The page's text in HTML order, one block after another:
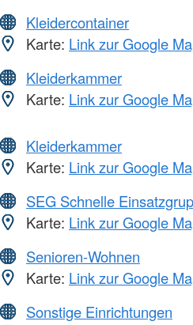
Kleidercontainer
Karte: Link zur Google
Kleiderkammer
Karte: Link zur Google
Kleiderkammer
Karte: Link zur Google
SEG Schnelle
Karte: Link zur Google
Senioren-Wohnen
Karte: Link zur Google
Sonstige Einrichtungen